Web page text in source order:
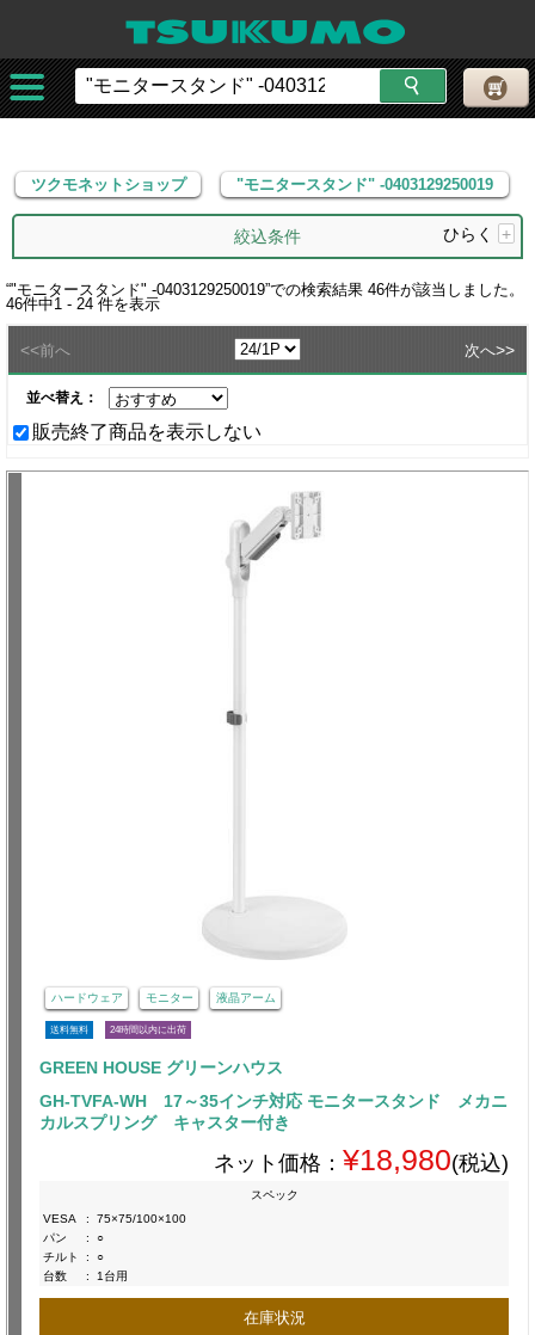
ツクモネットショップ "モニタースタンド" -0403129250019
ツクモネットショップ "モニタースタンド" -0403129250019
絞込条件 ひらく +
“"モニタースタンド" -0403129250019”での検索結果 46件が該当しました。
46件中1 - 24 件を表示
<<前へ 次へ>>
並べ替え：
販売終了商品を表示しない
ハードウェア モニター 液晶アーム
送料無料 24時間以内に出荷
GREEN HOUSE グリーンハウス
GH-TVFA-WH 17～35インチ対応 モニタースタンド メカニ
カルスプリング キャスター付き
ネット価格： ¥18,980(税込)
スペック
VESA
:
75×75/100×100
パン
:
○
チルト
:
○
台数
: 1台用
在庫状況